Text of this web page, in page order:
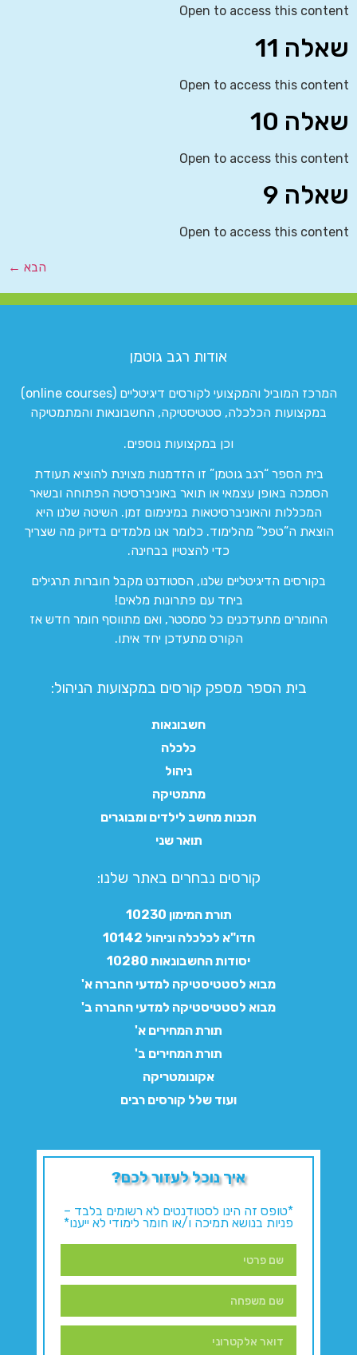
Open to access this content
שאלה 11
Open to access this content
שאלה 10
Open to access this content
שאלה 9
Open to access this content
הבא ←
אודות רגב גוטמן
המרכז המוביל והמקצועי לקורסים דיגיטליים (online courses)
במקצועות הכלכלה, סטטיסטיקה, החשבונאות והמתמטיקה
וכן במקצועות נוספים.
בית הספר “רגב גוטמן” זו הזדמנות מצוינת להוציא תעודת
הסמכה באופן עצמאי או תואר באוניברסיטה הפתוחה ובשאר
המכללות והאוניברסיטאות במינימום זמן. השיטה שלנו היא
הוצאת ה”טפל” מהלימוד. כלומר אנו מלמדים בדיוק מה שצריך
כדי להצטיין בבחינה.
בקורסים הדיגיטליים שלנו, הסטודנט מקבל חוברות תרגילים
ביחד עם פתרונות מלאים!
החומרים מתעדכנים כל סמסטר, ואם מתווסף חומר חדש אז
הקורס מתעדכן יחד איתו.
בית הספר מספק קורסים במקצועות הניהול:
חשבונאות
כלכלה
ניהול
מתמטיקה
תכנות מחשב לילדים ומבוגרים
תואר שני
קורסים נבחרים באתר שלנו:​
תורת המימון 10230
חדו"א לכלכלה וניהול 10142
יסודות החשבונאות 10280
מבוא לסטטיסטיקה למדעי החברה א'
מבוא לסטטיסטיקה למדעי החברה ב'
תורת המחירים א'
תורת המחירים ב'
אקונומטריקה
ועוד שלל קורסים רבים
איך נוכל לעזור לכם?
*טופס זה הינו לסטודנטים לא רשומים בלבד –
פניות בנושא תמיכה ו/או חומר לימודי לא ייענו*